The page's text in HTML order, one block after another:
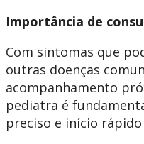
Importância de
Com sintomas que
outras doenças
acompanhamento
pediatra é
preciso e início